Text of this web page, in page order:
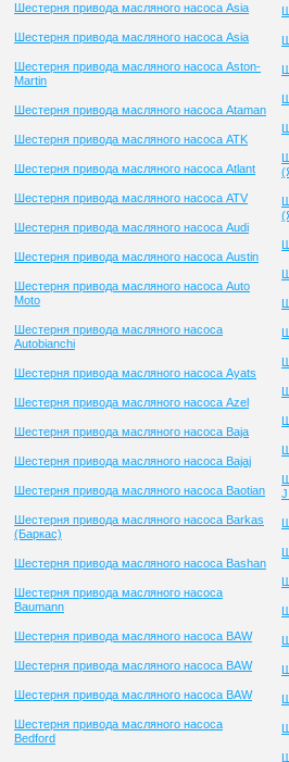
Шестерня привода масляного насоса Asia
Шестерня привода масляного насоса Asia
Шестерня привода масляного насоса Aston-
Martin
Шестерня привода масляного насоса Ataman
Шестерня привода масляного насоса ATK
Шестерня привода масляного насоса Atlant
Шестерня привода масляного насоса ATV
Шестерня привода масляного насоса Audi
Шестерня привода масляного насоса Austin
Шестерня привода масляного насоса Auto
Moto
Шестерня привода масляного насоса
Autobianchi
Шестерня привода масляного насоса Ayats
Шестерня привода масляного насоса Azel
Шестерня привода масляного насоса Baja
Шестерня привода масляного насоса Bajaj
Шестерня привода масляного насоса Baotian
Шестерня привода масляного насоса Barkas
(Баркас)
Шестерня привода масляного насоса Bashan
Шестерня привода масляного насоса
Baumann
Шестерня привода масляного насоса BAW
Шестерня привода масляного насоса BAW
Шестерня привода масляного насоса BAW
Шестерня привода масляного насоса
Bedford